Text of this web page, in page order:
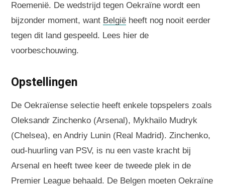
Roemenië. De wedstrijd tegen Oekraïne wordt een
bijzonder moment, want België heeft nog nooit eerder
tegen dit land gespeeld. Lees hier de
voorbeschouwing.
Opstellingen
De Oekraïense selectie heeft enkele topspelers zoals
Oleksandr Zinchenko (Arsenal), Mykhailo Mudryk
(Chelsea), en Andriy Lunin (Real Madrid). Zinchenko,
oud-huurling van PSV, is nu een vaste kracht bij
Arsenal en heeft twee keer de tweede plek in de
Premier League behaald. De Belgen moeten Oekraïne